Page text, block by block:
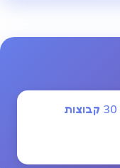
קולקציית לוגו של קבוצת NBA - כל 30 קבוצות